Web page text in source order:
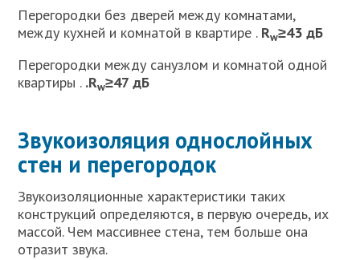
Перегородки без дверей между комнатами,
между кухней и комнатой в квартире . Rw≥43 дБ
Перегородки между санузлом и комнатой одной
квартиры . .Rw≥47 дБ
Звукоизоляция однослойных
стен и перегородок
Звукоизоляционные характеристики таких
конструкций определяются, в первую очередь, их
массой. Чем массивнее стена, тем больше она
отразит звука.